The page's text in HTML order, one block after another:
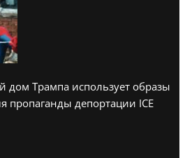
дом Трампа использует образы
пропаганды депортации ICE